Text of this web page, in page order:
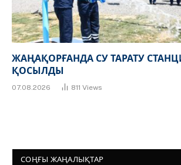
ЖАҢАҚОРҒАНДА СУ ТАРАТУ
ҚОСЫЛДЫ
07.08.2026 811 Views
СОҢҒЫ ЖАҢАЛЫҚТАР